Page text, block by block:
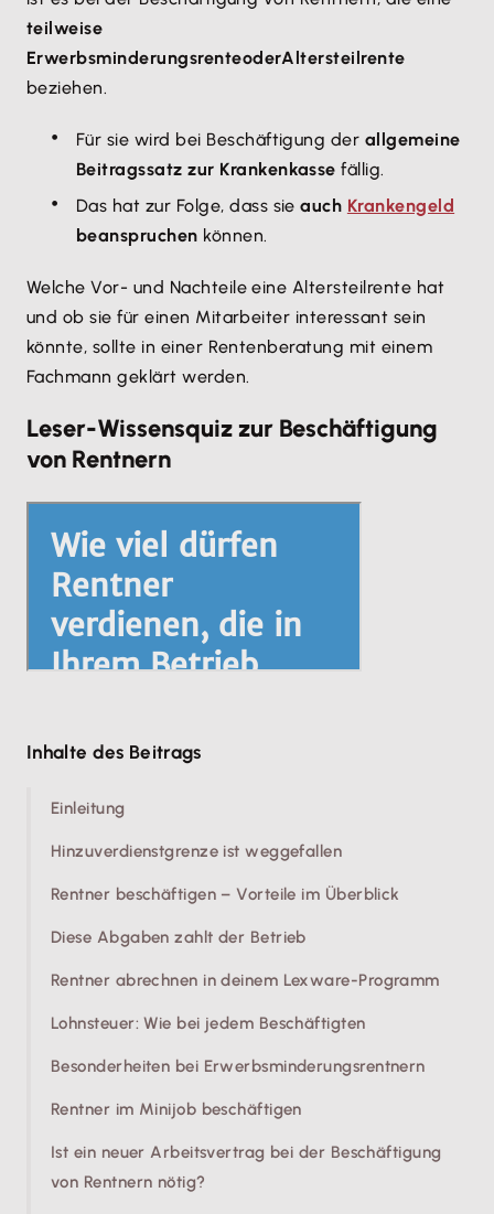
teilweise
ErwerbsminderungsrenteoderAltersteilrente
beziehen.
Für sie wird bei Beschäftigung der allgemeine
Beitragssatz zur Krankenkasse fällig.
Das hat zur Folge, dass sieauch Krankengeld
beanspruchen können.
Welche Vor- und Nachteile eine Altersteilrente hat
und ob sie für einen Mitarbeiter interessant sein
könnte, sollte in einer Rentenberatung mit einem
Fachmann geklärt werden.
Leser-Wissensquiz zur Beschäftigung
von Rentnern
Inhalte des Beitrags
Einleitung
Hinzuverdienstgrenze ist weggefallen
Rentner beschäftigen – Vorteile im Überblick
Diese Abgaben zahlt der Betrieb
Rentner abrechnen in deinem Lexware-Programm
Lohnsteuer: Wie bei jedem Beschäftigten
Besonderheiten bei Erwerbsminderungsrentnern
Rentner im Minijob beschäftigen
Ist ein neuer Arbeitsvertrag bei der Beschäftigung
von Rentnern nötig?